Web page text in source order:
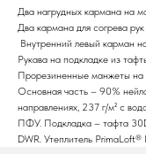
Два нагрудных кармана на
Два кармана для согрева рук
Внутренний левый карман
Рукава на подкладке из
Прорезиненные манжеты на
Основная часть – 90%
направлениях, 237 г/м² с
ПФУ. Подкладка – тафта
DWR. Утеплитель PrimaLoft®
Перчатки
Баффы
Ремни, пояса
Аксессуары для
экипировки
Ремонт экипировка
Информация
Оплата и доставка